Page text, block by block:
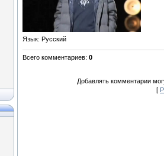
Язык: Русский
Всего комментариев: 0
Добавлять комментарии
[